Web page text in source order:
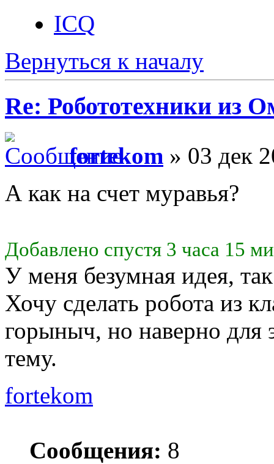
ICQ
Вернуться к началу
Re: Робототехники из
fortekom » 03 дек
А как на счет муравья?
Добавлено спустя 3 часа 15
У меня безумная идея,
Хочу сделать робота из
горыныч, но наверно для
тему.
fortekom
Сообщения: 8